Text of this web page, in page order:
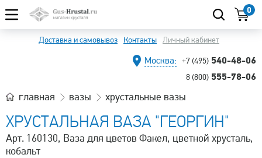
0
Доставка и самовывоз Контакты Личный кабинет
Москва: +7 (495) 540-48-06
8 (800) 555-78-06
главная вазы хрустальные вазы
ХРУСТАЛЬНАЯ ВАЗА "ГЕОРГИН"
Арт. 160130, Ваза для цветов Факел, цветной хрусталь,
кобальт